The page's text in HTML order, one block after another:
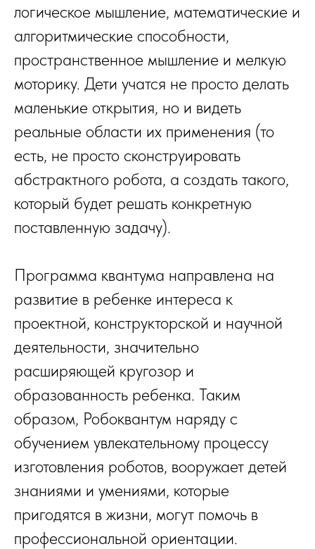
логическое мышление, математические и
алгоритмические способности,
пространственное мышление и мелкую
моторику. Дети учатся не просто делать
маленькие открытия, но и видеть
реальные области их применения (то
есть, не просто сконструировать
абстрактного робота, а создать такого,
который будет решать конкретную
поставленную задачу).
Программа квантума направлена на
развитие в ребенке интереса к
проектной, конструкторской и научной
деятельности, значительно
расширяющей кругозор и
образованность ребенка. Таким
образом, Робоквантум наряду с
обучением увлекательному процессу
изготовления роботов, вооружает детей
знаниями и умениями, которые
пригодятся в жизни, могут помочь в
профессиональной ориентации.